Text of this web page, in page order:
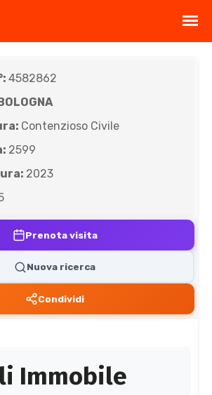
4582862
Contenzioso Civile
2599
2023
Prenota visita
Nuova ricerca
Condividi
Immobile